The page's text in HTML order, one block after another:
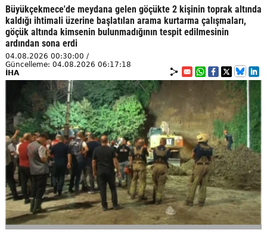
Büyükçekmece'de meydana gelen göçükte 2 kişinin toprak altında
kaldığı ihtimali üzerine başlatılan arama kurtarma çalışmaları,
göçük altında kimsenin bulunmadığının tespit edilmesinin
ardından sona erdi
04.08.2026 00:30:00 /
Güncelleme: 04.08.2026 06:17:18
İHA